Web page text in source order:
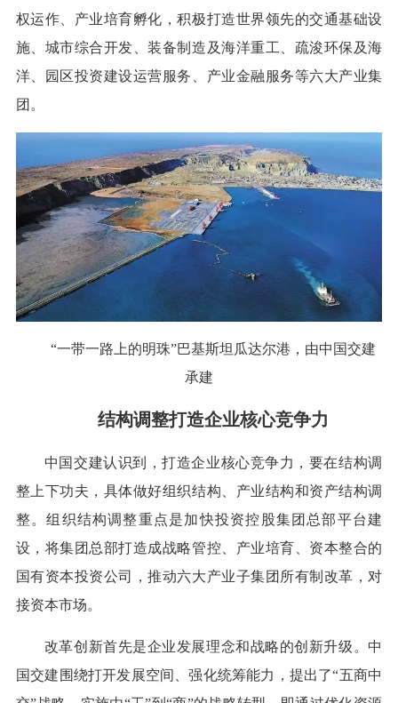
权运作、产业培育孵化，积极打造世界领先的交通基础设
施、城市综合开发、装备制造及海洋重工、疏浚环保及海
洋、园区投资建设运营服务、产业金融服务等六大产业集
团。
“一带一路上的明珠”巴基斯坦瓜达尔港，由中国交建
承建
结构调整打造企业核心竞争力
中国交建认识到，打造企业核心竞争力，要在结构调
整上下功夫，具体做好组织结构、产业结构和资产结构调
整。组织结构调整重点是加快投资控股集团总部平台建
设，将集团总部打造成战略管控、产业培育、资本整合的
国有资本投资公司，推动六大产业子集团所有制改革，对
接资本市场。
改革创新首先是企业发展理念和战略的创新升级。中
国交建围绕打开发展空间、强化统筹能力，提出了“五商中